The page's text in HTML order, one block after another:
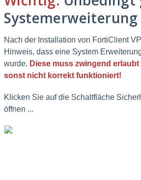
Systemerweiterung
Nach der Installation von FortiClient
Hinweis, dass eine System
wurde. Diese muss zwingend erlaubt
sonst nicht korrekt funktioniert!
Klicken Sie auf die Schaltfläche
öffnen ...